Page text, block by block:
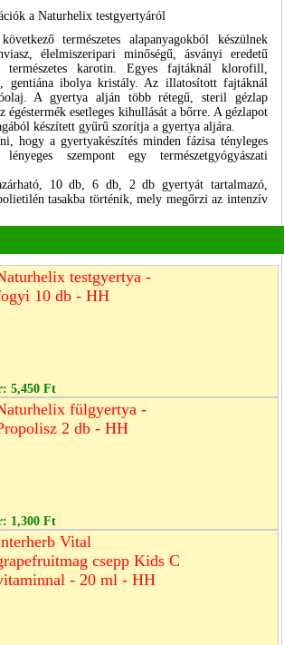
a Naturhelix testgyertyáról
természetes alapanyagokból készülnek
élelmiszeripari minőségű, ásványi eredetű
karotin. Egyes fajtáknál klorofill,
gentiána ibolya kristály. Az illatosított fajtáknál
A gyertya alján több rétegű, steril gézlap
égéstermék esetleges kihullását a bőrre. A gézlapot
készített gyűrű szorítja a gyertya aljára.
hogy a gyertyakészítés minden fázisa tényleges
szempont egy természetgyógyászati
10 db, 6 db, 2 db gyertyát tartalmazó,
tasakba történik, mely megőrzi az intenzív
testgyertya -
10 db - HH
5,450 Ft
fülgyertya -
2 db - HH
1,300 Ft
Vital
csepp Kids C
- 20 ml - HH